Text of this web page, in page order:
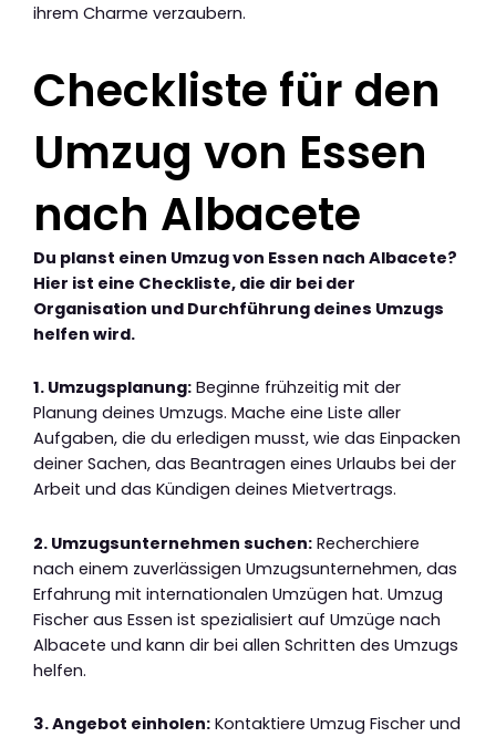
ihrem Charme verzaubern.
Checkliste für den
Umzug von Essen
nach Albacete
Du planst einen Umzug von Essen nach Albacete?
Hier ist eine Checkliste, die dir bei der
Organisation und Durchführung deines Umzugs
helfen wird.
1. Umzugsplanung: Beginne frühzeitig mit der
Planung deines Umzugs. Mache eine Liste aller
Aufgaben, die du erledigen musst, wie das Einpacken
deiner Sachen, das Beantragen eines Urlaubs bei der
Arbeit und das Kündigen deines Mietvertrags.
2. Umzugsunternehmen suchen: Recherchiere
nach einem zuverlässigen Umzugsunternehmen, das
Erfahrung mit internationalen Umzügen hat. Umzug
Fischer aus Essen ist spezialisiert auf Umzüge nach
Albacete und kann dir bei allen Schritten des Umzugs
helfen.
3. Angebot einholen: Kontaktiere Umzug Fischer und